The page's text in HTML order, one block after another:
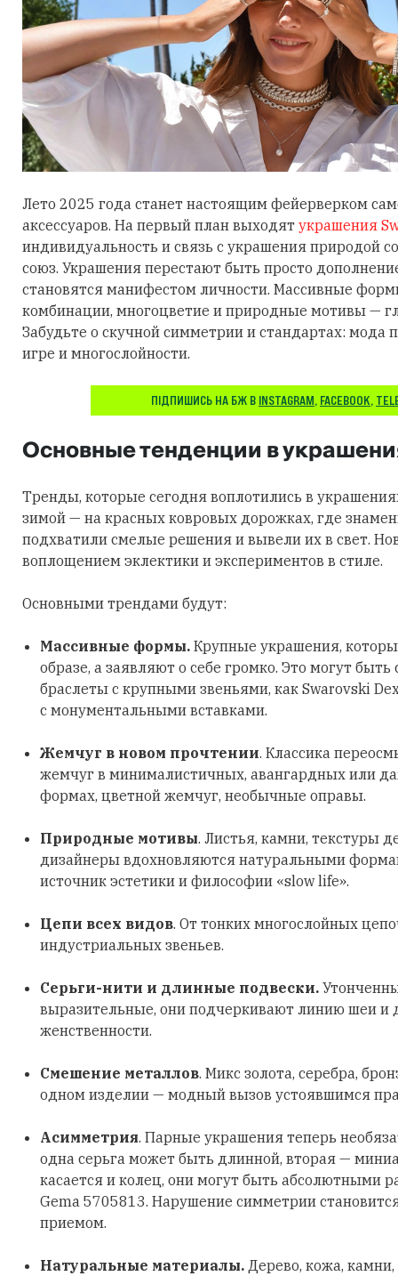
Лето 2025 года станет настоящим фейерверком
аксессуаров. На первый план выходят украшения
индивидуальность и связь с украшения природой
союз. Украшения перестают быть просто
становятся манифестом личности. Массивные
комбинации, многоцветие и природные мотивы —
Забудьте о скучной симметрии и стандартах: мода
игре и многослойности.
ПІДПИШИСЬ НА БЖ В INSTAGRAM, FACEBOOK,
Основные тенденции в
Тренды, которые сегодня воплотились в
зимой — на красных ковровых дорожках, где
подхватили смелые решения и вывели их в свет.
воплощением эклектики и экспериментов в стиле.
Основными трендами будут:
Массивные формы. Крупные украшения,
образе, а заявляют о себе громко. Это могут быть
браслеты с крупными звеньями, как Swarovski
с монументальными вставками.
Жемчуг в новом прочтении. Классика
жемчуг в минималистичных, авангардных или
формах, цветной жемчуг, необычные оправы.
Природные мотивы. Листья, камни, текстуры
дизайнеры вдохновляются натуральными
источник эстетики и философии «slow life».
Цепи всех видов. От тонких многослойных
индустриальных звеньев.
Серьги-нити и длинные подвески.
выразительные, они подчеркивают линию шеи и
женственности.
Смешение металлов. Микс золота, серебра,
одном изделии — модный вызов устоявшимся
Асимметрия. Парные украшения теперь
одна серьга может быть длинной, вторая —
касается и колец, они могут быть абсолютными
Gema 5705813. Нарушение симметрии
приемом.
Натуральные материалы. Дерево, кожа,